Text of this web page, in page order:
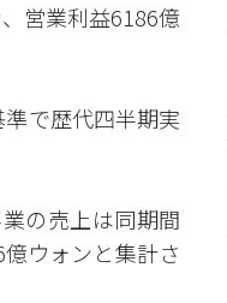
営業利益6186億
で歴代四半期実
の売上は同期間
ウォンと集計さ